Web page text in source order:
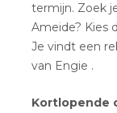
termijn. Zoek
Ameide? Kies
Je vindt een
van Engie .
Kortlopende